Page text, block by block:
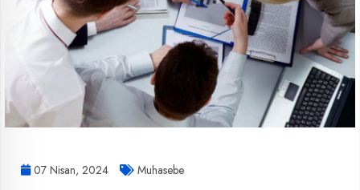
07 Nisan, 2024 Muhasebe